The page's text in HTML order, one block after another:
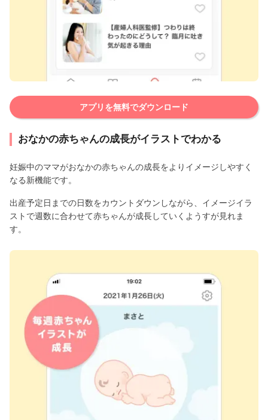
アプリを無料でダウンロード
おなかの赤ちゃんの成長がイラストでわかる
妊娠中のママがおなかの赤ちゃんの成長をよりイメージしやすく
なる新機能です。
出産予定日までの日数をカウントダウンしながら、イメージイラ
ストで週数に合わせて赤ちゃんが成長していくようすが見れま
す。